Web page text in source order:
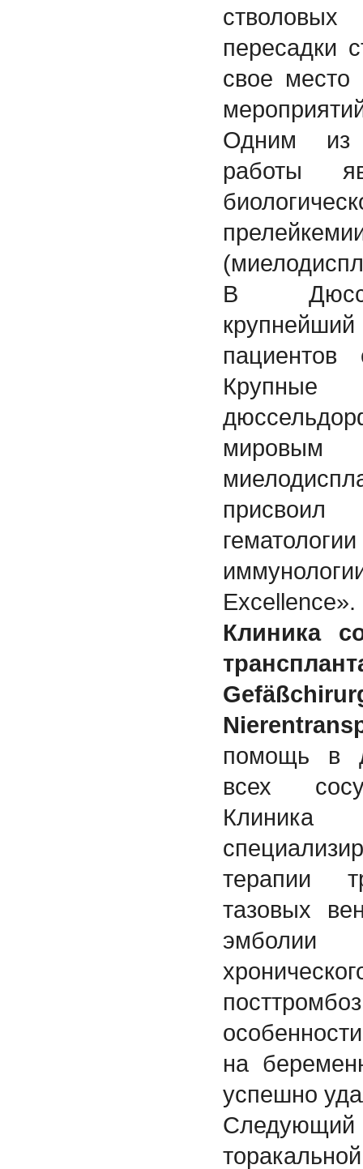
пересадки
свое место
Одним из
работы
В
мировым
присвоил
Excellence».
Клиника
помощь в
всех
терапии
тазовых
эмболии
на
успешно
Следующий